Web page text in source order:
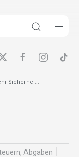
Sicherhei...
Abgaben